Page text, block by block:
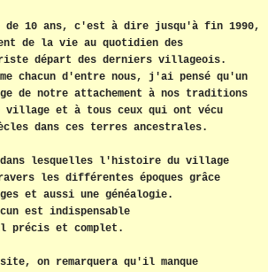
de 10 ans, c'est à dire jusqu'à fin 1990,
de la vie au quotidien des
départ des derniers villageois.
chacun d'entre nous, j'ai pensé qu'un
de notre attachement à nos traditions
village et à tous ceux qui ont vécu
dans ces terres ancestrales.
dans lesquelles l'histoire du village
les différentes époques grâce
et aussi une généalogie.
est indispensable
précis et complet.
on remarquera qu'il manque